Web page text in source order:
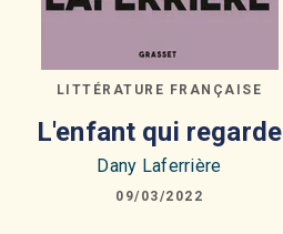
LITTÉRATURE FRANÇAISE
L'enfant qui regarde
Dany Laferrière
09/03/2022